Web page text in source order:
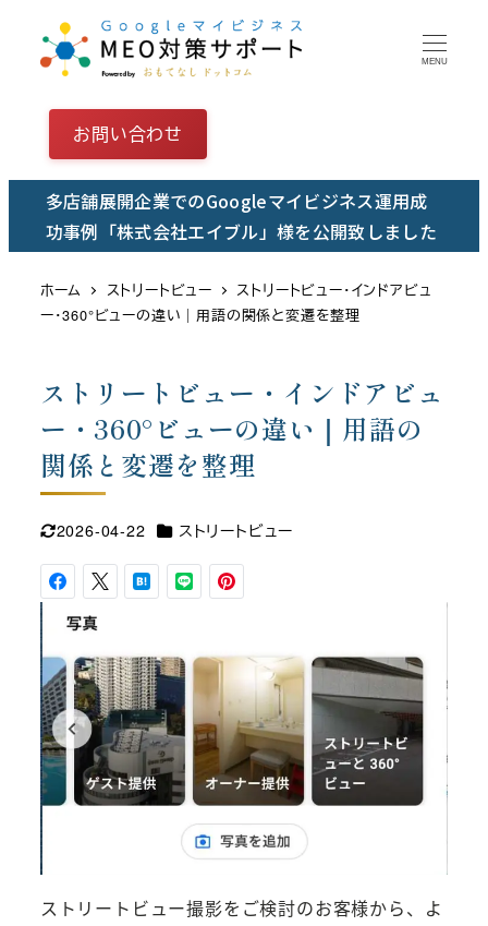
テ
MENU
お問い合わせ
多店舗展開企業でのGoogleマイビジネス運用成
功事例「株式会社エイブル」様を公開致しました
ホーム ストリートビュー
ストリートビュー・インドアビュ
ー・360°ビューの違い｜用語の関係と変遷を整理
ストリートビュー・インドアビュ
ー・360°ビューの違い｜用語の
関係と変遷を整理
更新日
2026-04-22 カテゴリー
ストリートビュー
ストリートビュー撮影をご検討のお客様から、よ